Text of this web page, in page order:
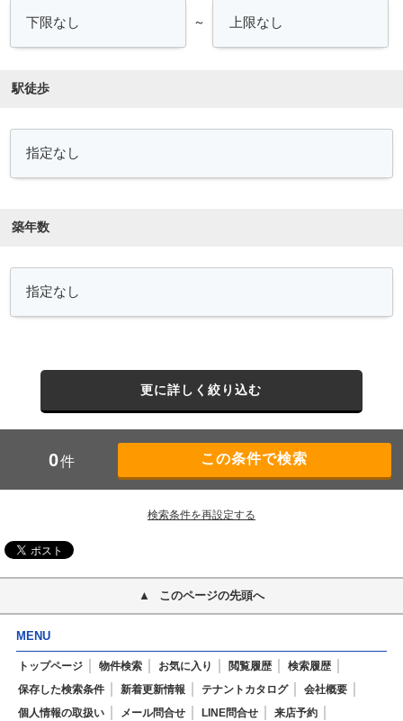
～
駅徒歩
築年数
更に詳しく絞り込む
0件
検索条件を再設定する
このページの先頭へ
MENU
トップページ 物件検索 お気に入り 閲覧履歴
検索履歴
保存した検索条件
新着更新情報 テナントカタログ
会社概要
個人情報の取扱い
メール問合せ LINE問合せ
来店予約